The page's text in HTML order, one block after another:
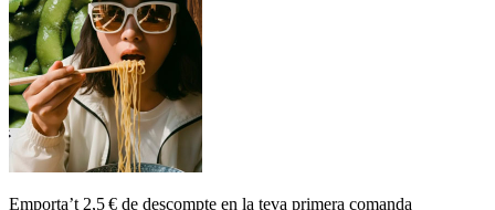
Emporta’t 2,5 € de descompte en la teva primera comanda